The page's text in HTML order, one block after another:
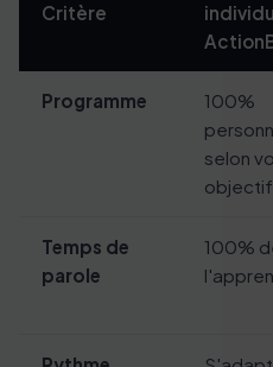
Critère
Programme
100%
selon
Temps de
parole
100%